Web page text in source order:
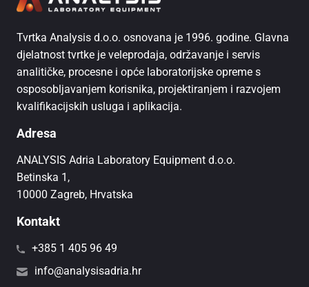
Tvrtka Analysis d.o.o. osnovana je 1996. godine. Glavna
djelatnost tvrtke je veleprodaja, održavanje i servis
analitičke, procesne i opće laboratorijske opreme s
osposobljavanjem korisnika, projektiranjem i razvojem
kvalifikacijskih usluga i aplikacija.
Adresa
ANALYSIS Adria Laboratory Equipment d.o.o.
Betinska 1,
10000 Zagreb, Hrvatska
Kontakt
+385 1 405 96 49
info@analysisadria.hr